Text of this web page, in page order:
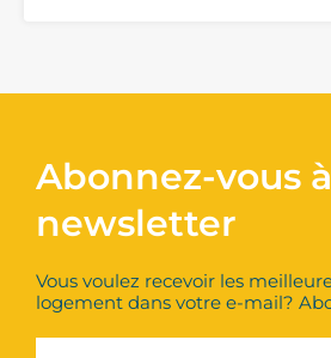
Abonnez-vous
newsletter
Vous voulez recevoir les
logement dans votre e-mail?